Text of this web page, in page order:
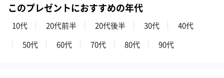
ハンドタオル・ハンカチを同梱してお届けいたします。ギフトへ
の＋αにおすすめです。
このプレゼントにおすすめの年代
10代 20代前半 20代後半 30代
40代
50代
60代 70代 80代 90代